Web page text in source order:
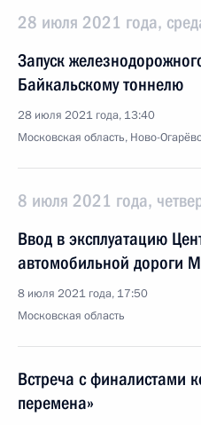
28 июля 2021 года,
Запуск
Байкальскому тоннелю
28 июля 2021 года, 13:40
Московская область, Ново-
8 июля 2021 года,
Ввод в эксплуатацию
автомобильной дороги
8 июля 2021 года, 17:50
Московская область
Встреча с финалистами
перемена»